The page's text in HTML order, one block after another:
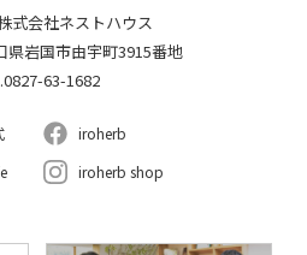
式会社ネストハウス
県岩国市由宇町3915番地
63-1682
iroherb
iroherb shop